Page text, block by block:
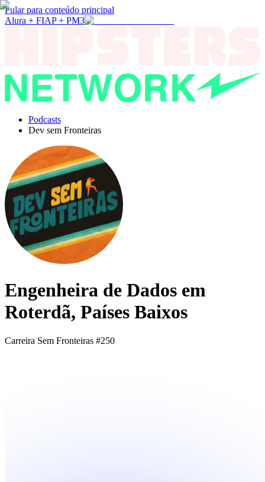
Pular para conteúdo principal
Alura + FIAP + PM3
Podcasts
Dev sem Fronteiras
Engenheira de Dados em
Roterdã, Países Baixos
Carreira Sem Fronteiras #250